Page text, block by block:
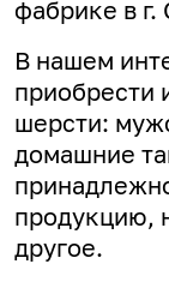
фабрике в г.
В нашем
приобрести
шерсти:
домашние
продукцию,
другое.